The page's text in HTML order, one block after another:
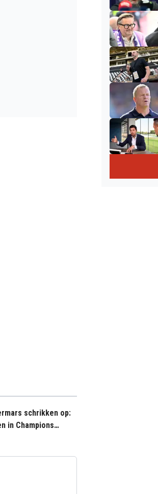
schrikken op:
in Champions